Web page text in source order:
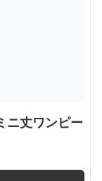
ニ丈ワンピー